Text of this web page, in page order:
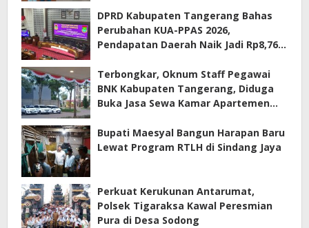
Terkait Sewa Kamar Per Jam
DPRD Kabupaten Tangerang Bahas
Perubahan KUA-PPAS 2026,
Pendapatan Daerah Naik Jadi Rp8,76
Terbongkar, Oknum Staff Pegawai
BNK Kabupaten Tangerang, Diduga
Buka Jasa Sewa Kamar Apartemen
Bupati Maesyal Bangun Harapan Baru
Lewat Program RTLH di Sindang Jaya
Perkuat Kerukunan Antarumat,
Polsek Tigaraksa Kawal Peresmian
Pura di Desa Sodong